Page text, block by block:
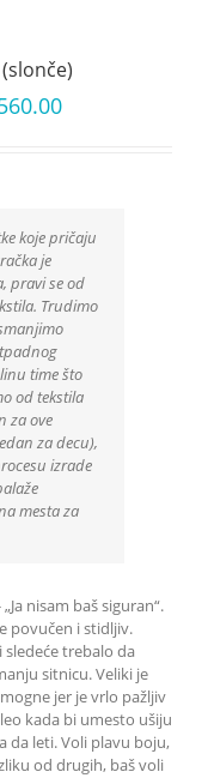
koje pričaju
je
pravi se od
Trudimo
time što
od tekstila
za ove
za decu),
izrade
mesta za
nisam baš siguran“.
povučen i stidljiv.
trebalo da
sitnicu. Veliki je
jer je vrlo pažljiv
kada bi umesto ušiju
da leti. Voli plavu boju,
od drugih, baš voli